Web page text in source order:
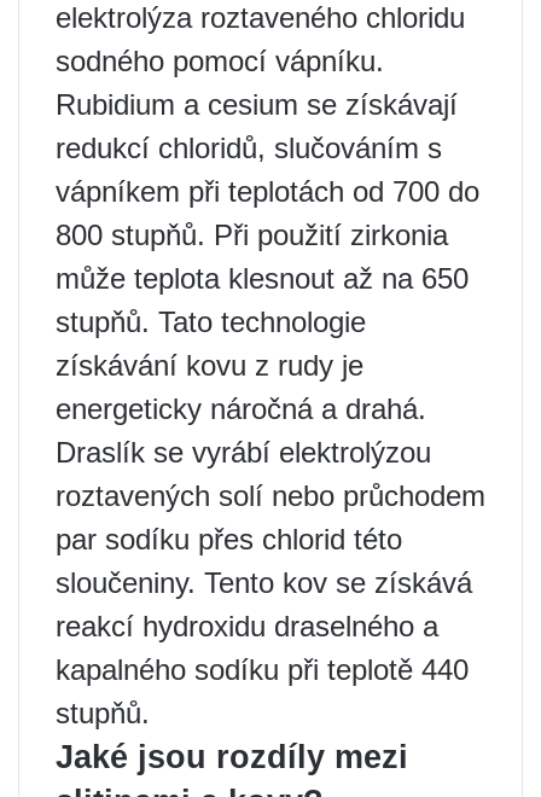
elektrolýza roztaveného chloridu
sodného pomocí vápníku.
Rubidium a cesium se získávají
redukcí chloridů, slučováním s
vápníkem při teplotách od 700 do
800 stupňů. Při použití zirkonia
může teplota klesnout až na 650
stupňů. Tato technologie
získávání kovu z rudy je
energeticky náročná a drahá.
Draslík se vyrábí elektrolýzou
roztavených solí nebo průchodem
par sodíku přes chlorid této
sloučeniny. Tento kov se získává
reakcí hydroxidu draselného a
kapalného sodíku při teplotě 440
stupňů.
Jaké jsou rozdíly mezi